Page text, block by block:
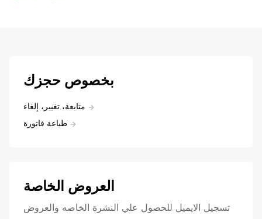
بخصوص حجزك
متابعة، تغيير، إلغاء
طباعة فاتورة
العروض الخاصة
تسجيل الايميل للحصول علي النشرة الخاصه والعروض